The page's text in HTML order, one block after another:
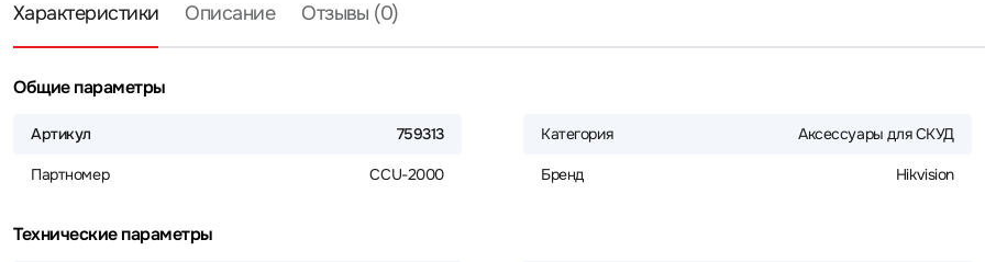
Характеристики Описание Отзывы (0)
Общие параметры
Артикул 759313
Партномер CCU-2000
Категория Аксессуары для СКУД
Бренд Hikvision
Технические параметры